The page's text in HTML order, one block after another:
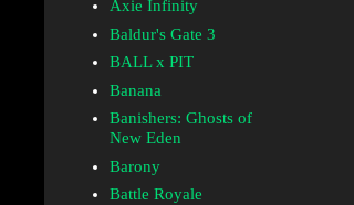
Axie Infinity
Baldur's Gate 3
BALL x PIT
Banana
Banishers: Ghosts of
New Eden
Barony
Battle Royale